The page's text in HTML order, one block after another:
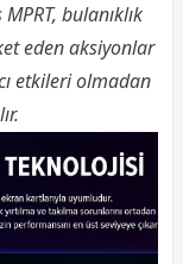
bulanıklık
eden aksiyonlar
etkileri olmadan